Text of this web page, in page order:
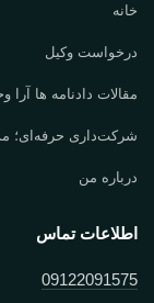
خانه
درخواست وکیل
مقالات دادنامه ها آرا
شرکت‌داری حرفه‌ای؛
درباره من
اطلاعات تماس
09122091575